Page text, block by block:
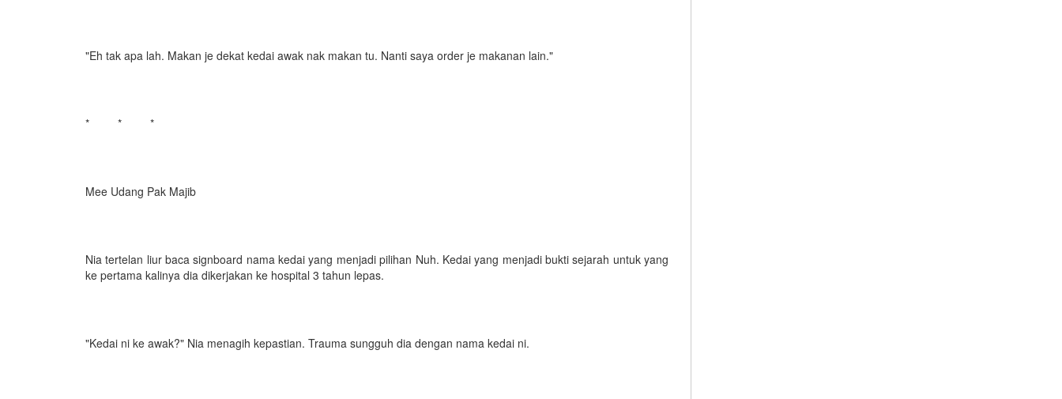
"Eh tak apa lah. Makan je dekat kedai awak nak makan tu. Nanti saya order je makanan lain."
* * *
Mee Udang Pak Majib
Nia tertelan liur baca signboard nama kedai yang menjadi pilihan Nuh. Kedai yang menjadi bukti sejarah untuk yang
ke pertama kalinya dia dikerjakan ke hospital 3 tahun lepas.
"Kedai ni ke awak?" Nia menagih kepastian. Trauma sungguh dia dengan nama kedai ni.